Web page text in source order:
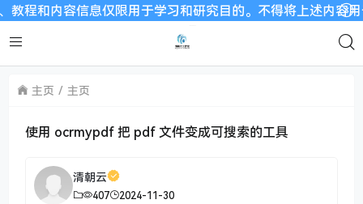
程和内容信息仅限用于学习和研究目的。不得将上述内容用
主页 主页
使用 ocrmypdf 把 pdf 文件变成可搜索的工具
清朝云
407 2024-11-30